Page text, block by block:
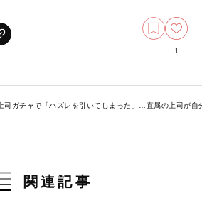
1
上司ガチャで「ハズレを引いてしまった」…直属の上司が
関連記事